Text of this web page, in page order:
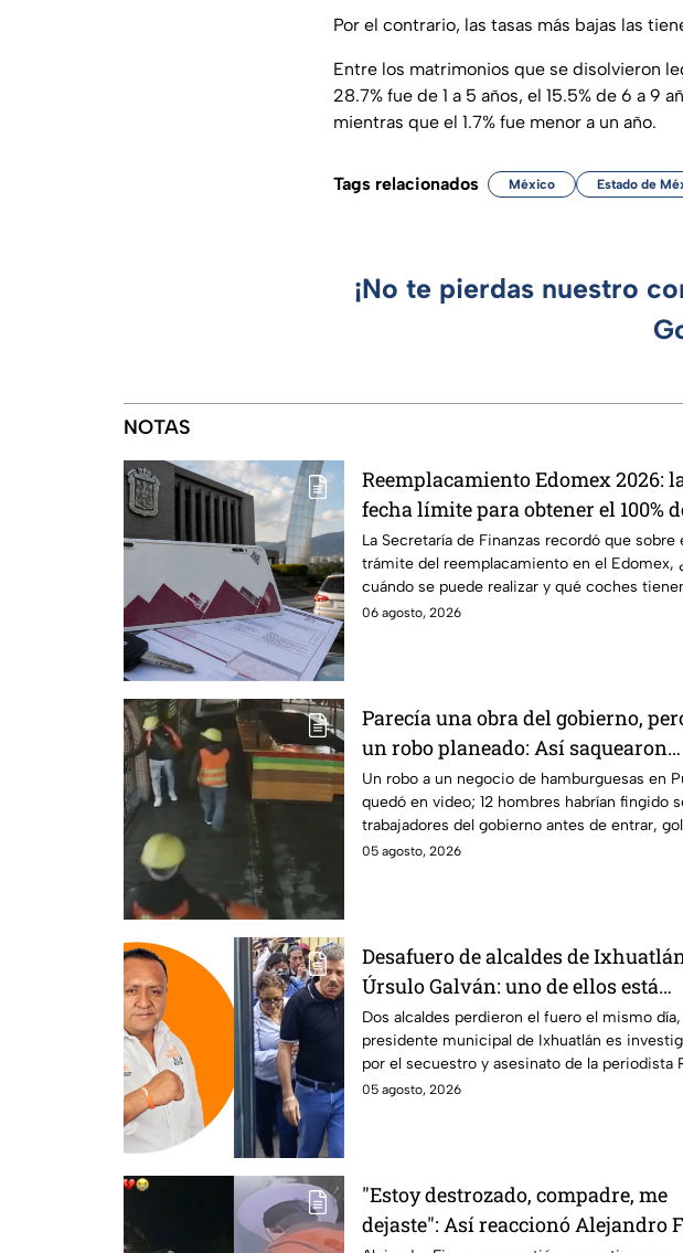
Por el contrario, las tasas más bajas las
Entre los matrimonios que se disolvieron
28.7% fue de 1 a 5 años, el 15.5% de 6 a 9
mientras que el 1.7% fue menor a un año.
Tags relacionados México Estado de
¡No te pierdas nuestro
NOTAS
Reemplacamiento Edomex 2026:
fecha límite para obtener el 100%
descuento
La Secretaría de Finanzas recordó que sobre
trámite del reemplacamiento en el Edomex,
cuándo se puede realizar y qué coches
100% de descuento?
06 agosto, 2026
Parecía una obra del gobierno,
un robo planeado: Así saquearon
negocio de hamburguesas en
Un robo a un negocio de hamburguesas en
quedó en video; 12 hombres habrían fingido
trabajadores del gobierno antes de entrar,
dueño y saquearlo.
05 agosto, 2026
Desafuero de alcaldes de
Úrsulo Galván: uno de ellos está
implicado en el asesinato de la
periodista Roxana Guzmán
Dos alcaldes perdieron el fuero el mismo
presidente municipal de Ixhuatlán es
por el secuestro y asesinato de la periodista
Guzmán en Veracruz.
05 agosto, 2026
"Estoy destrozado, compadre, me
dejaste": Así reaccionó Alejandro